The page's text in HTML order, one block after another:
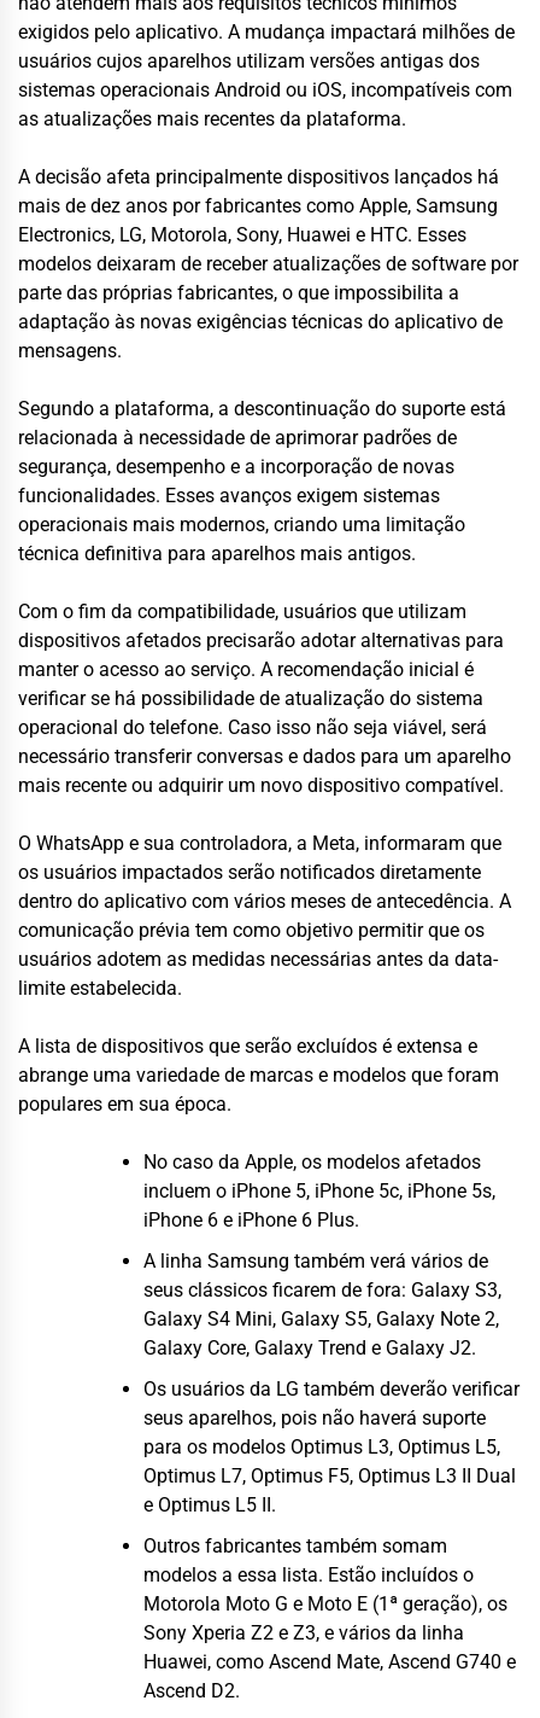
exigidos pelo aplicativo. A mudança impactará milhões de
usuários cujos aparelhos utilizam versões antigas dos
sistemas operacionais Android ou iOS, incompatíveis com
as atualizações mais recentes da plataforma.
A decisão afeta principalmente dispositivos lançados há
mais de dez anos por fabricantes como Apple, Samsung
Electronics, LG, Motorola, Sony, Huawei e HTC. Esses
modelos deixaram de receber atualizações de software por
parte das próprias fabricantes, o que impossibilita a
adaptação às novas exigências técnicas do aplicativo de
mensagens.
Segundo a plataforma, a descontinuação do suporte está
relacionada à necessidade de aprimorar padrões de
segurança, desempenho e a incorporação de novas
funcionalidades. Esses avanços exigem sistemas
operacionais mais modernos, criando uma limitação
técnica definitiva para aparelhos mais antigos.
Com o fim da compatibilidade, usuários que utilizam
dispositivos afetados precisarão adotar alternativas para
manter o acesso ao serviço. A recomendação inicial é
verificar se há possibilidade de atualização do sistema
operacional do telefone. Caso isso não seja viável, será
necessário transferir conversas e dados para um aparelho
mais recente ou adquirir um novo dispositivo compatível.
O WhatsApp e sua controladora, a Meta, informaram que
os usuários impactados serão notificados diretamente
dentro do aplicativo com vários meses de antecedência. A
comunicação prévia tem como objetivo permitir que os
usuários adotem as medidas necessárias antes da data-
limite estabelecida.
A lista de dispositivos que serão excluídos é extensa e
abrange uma variedade de marcas e modelos que foram
populares em sua época.
No caso da Apple, os modelos afetados
incluem o iPhone 5, iPhone 5c, iPhone 5s,
iPhone 6 e iPhone 6 Plus.
A linha Samsung também verá vários de
seus clássicos ficarem de fora: Galaxy S3,
Galaxy S4 Mini, Galaxy S5, Galaxy Note 2,
Galaxy Core, Galaxy Trend e Galaxy J2.
Os usuários da LG também deverão verificar
seus aparelhos, pois não haverá suporte
para os modelos Optimus L3, Optimus L5,
Optimus L7, Optimus F5, Optimus L3 II Dual
e Optimus L5 II.
Outros fabricantes também somam
modelos a essa lista. Estão incluídos o
Motorola Moto G e Moto E (1ª geração), os
Sony Xperia Z2 e Z3, e vários da linha
Huawei, como Ascend Mate, Ascend G740 e
Ascend D2.